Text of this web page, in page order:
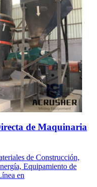
de Maquinaria
de Construcción,
Equipamiento de
en